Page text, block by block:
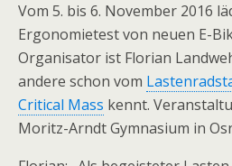
Vom 5. bis 6. November 2016
Ergonomietest von neuen E-
Organisator ist Florian
andere schon vom
Critical Mass kennt.
Moritz-Arndt Gymnasium in